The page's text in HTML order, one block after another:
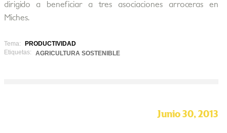
dirigido a beneficiar a tres asociaciones arroceras en
Miches.
Tema:
PRODUCTIVIDAD
Etiquetas:
AGRICULTURA SOSTENIBLE
Junio 30, 2013